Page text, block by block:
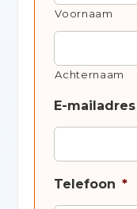
Voornaam
Achternaam
E-mailadres
Telefoon *